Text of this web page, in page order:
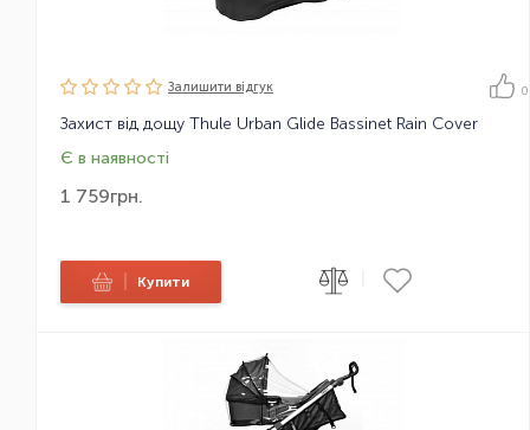
Залишити вiдгук 0
Захист від дощу Thule Urban Glide Bassinet Rain Cover
Є в наявності
1 759грн.
Купити